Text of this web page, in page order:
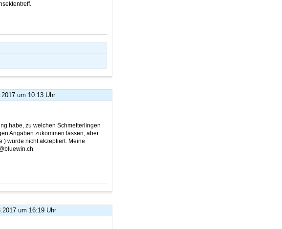
um 10:13 Uhr
habe, zu welchen Schmetterlingen
Angaben zukommen lassen, aber
) wurde nicht akzeptiert. Meine
um 16:19 Uhr